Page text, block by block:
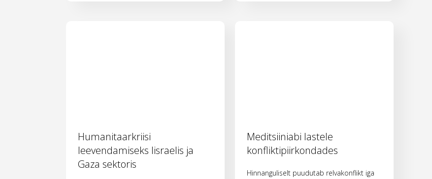
Humanitaarkriisi
leevendamiseks Iisraelis ja
Gaza sektoris
Meditsiiniabi lastele
konfliktipiirkondades
Hinnanguliselt puudutab relvakonflikt iga